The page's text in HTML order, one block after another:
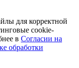
для корректной
cookie-
в Согласии на
обработки